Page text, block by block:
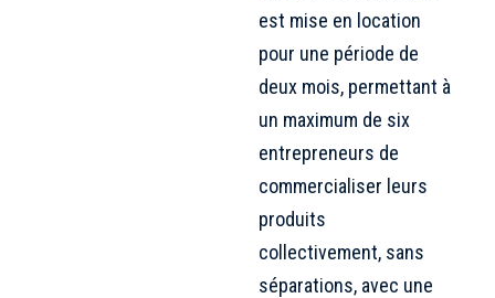
est mise en location
pour une période de
deux mois, permettant à
un maximum de six
entrepreneurs de
commercialiser leurs
produits
collectivement, sans
séparations, avec une